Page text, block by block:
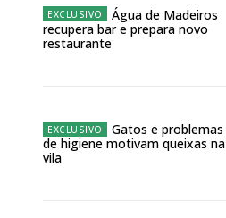
Exclusivos paraÁgua de Madeiros
recupera bar e prepara novo
restaurante
Gatos e problemas
de higiene motivam queixas na
vila